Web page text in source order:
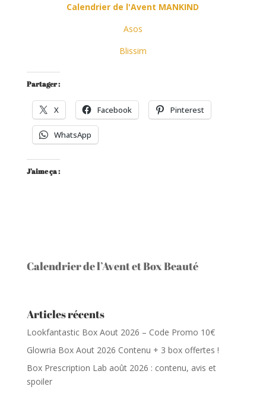
Calendrier de l'Avent MANKIND
Asos
Blissim
Partager :
X Facebook Pinterest
WhatsApp
J’aime ça :
Calendrier de l’Avent et Box Beauté
Articles récents
Lookfantastic Box Aout 2026 – Code Promo 10€
Glowria Box Aout 2026 Contenu + 3 box offertes !
Box Prescription Lab août 2026 : contenu, avis et
spoiler